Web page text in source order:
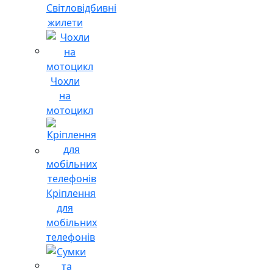
Світловідбивні
жилети
Чохли
на
мотоцикл
Кріплення
для
мобільних
телефонів